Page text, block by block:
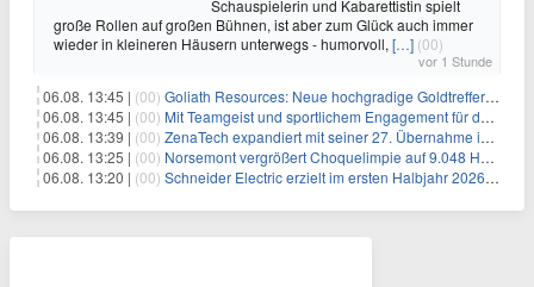
Schauspielerin und Kabarettistin spielt
große Rollen auf großen Bühnen, ist aber zum Glück auch immer
wieder in kleineren Häusern unterwegs - humorvoll, […] (00)
vor 1 Stunde
06.08. 13:45 | (00) Goliath Resources: Neue hochgradige Goldtreffer erweitern Surebet-Entdeckung deutlich
06.08. 13:45 | (00) Mit Teamgeist und sportlichem Engagement für den guten Zweck: REYHER spendet beim 11. UKE-Benefizlauf Rekordsumme zugunsten des Kinderschutzes
06.08. 13:39 | (00) ZenaTech expandiert mit seiner 27. Übernahme im Drone-as-a-Service-Geschäft nach Idaho und erweitert sein Angebot an drohnengestützten Serviceleistungen im Vermessungs- und Bauingenieurwesen für Kunden aus dem Regierungs- und Bausektor
06.08. 13:25 | (00) Norsemont vergrößert Choquelimpie auf 9.048 Hektar – Landpaket wächst um 57%
06.08. 13:20 | (00) Schneider Electric erzielt im ersten Halbjahr 2026 starke Fortschritte bei der Umsetzung seiner Nachhaltigkeits-Roadmap Impact 2030